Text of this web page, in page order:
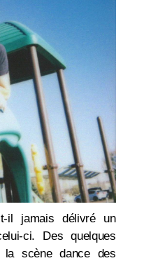
il jamais délivré un
ci. Des quelques
la scène dance des